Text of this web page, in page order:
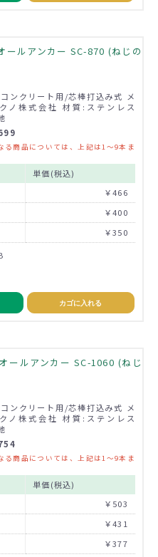
ルアンカー SC-870 (ねじの
ンクリート用/芯棒打込み式 メ
ノ株式会社 材質:ステンレス
商品については、上記は1～9本ま
単価(税込)
￥466
￥400
￥350
カゴに入れる
ールアンカー SC-1060 (ねじ
ンクリート用/芯棒打込み式 メ
ノ株式会社 材質:ステンレス
商品については、上記は1～9本ま
単価(税込)
￥503
￥431
￥377